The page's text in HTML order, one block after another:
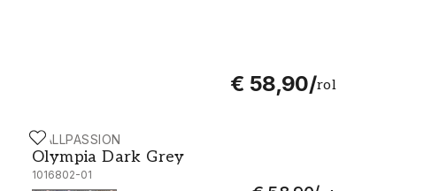
€ 58,90/rol
WALLPASSION
Olympia Dark Grey
1016802-01
Olympia Dark Grey - 1016802-01